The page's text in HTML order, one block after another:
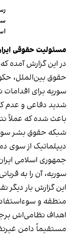
مسئولیت حقوقی
در این گزارش آمده
حقوق بین‌الملل،
سوریه برای
شدید دفاعی و عدم
باعث شده که عملاً
شبکه حقوق بشر
دیپلماتیک از سوی
جمهوری اسلامی
سوریه، آن را به
این گزارش بار
منطقه و
اهداف نظامی‌اش
مستقیماً دامن